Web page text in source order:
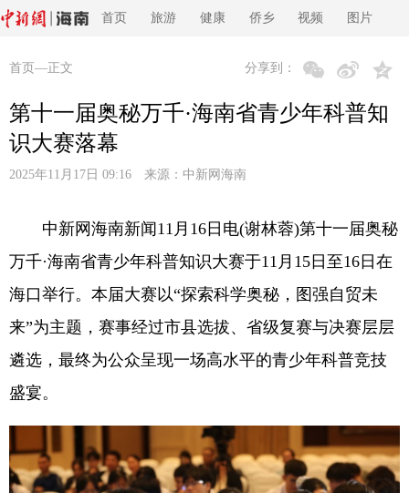
首页 旅游 健康 侨乡 视频 图片
首页 —正文 分享到：
第十一届奥秘万千·海南省青少年科普知
识大赛落幕
2025年11月17日 09:16 来源： 中新网海南
中新网海南新闻11月16日电(谢林蓉)第十一届奥秘
万千·海南省青少年科普知识大赛于11月15日至16日在
海口举行。本届大赛以“探索科学奥秘，图强自贸未
来”为主题，赛事经过市县选拔、省级复赛与决赛层层
遴选，最终为公众呈现一场高水平的青少年科普竞技
盛宴。